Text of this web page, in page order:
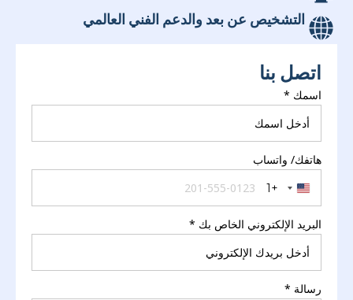
التشخيص عن بعد والدعم الفني العالمي
اتصل بنا
اسمك *
هاتفك/ واتساب
United States +1
+1
البريد الإلكتروني الخاص بك *
رسالة *